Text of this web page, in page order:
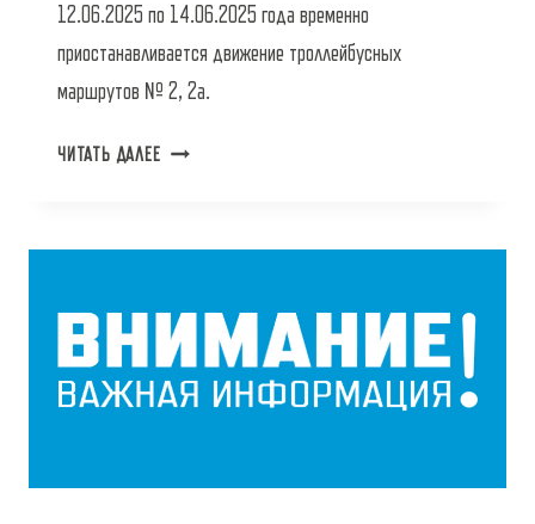
12.06.2025 по 14.06.2025 года временно
приостанавливается движение троллейбусных
маршрутов № 2, 2а.
ЧИТАТЬ ДАЛЕЕУВАЖАЕМЫЕ